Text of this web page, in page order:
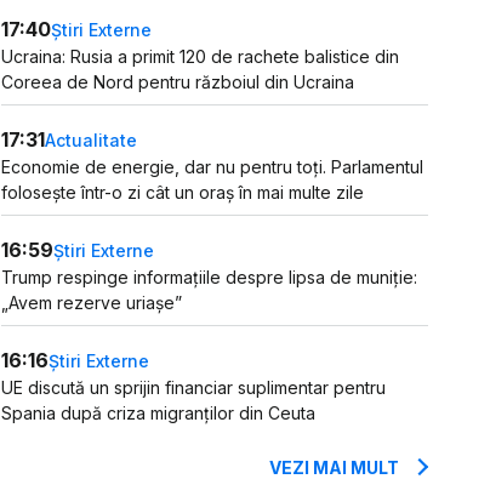
17:40Știri Externe
Ucraina: Rusia a primit 120 de rachete balistice din
Coreea de Nord pentru războiul din Ucraina
17:31Actualitate
Economie de energie, dar nu pentru toți. Parlamentul
folosește într-o zi cât un oraș în mai multe zile
16:59Știri Externe
Trump respinge informațiile despre lipsa de muniție:
„Avem rezerve uriașe”
16:16Știri Externe
UE discută un sprijin financiar suplimentar pentru
Spania după criza migranților din Ceuta
VEZI MAI MULT